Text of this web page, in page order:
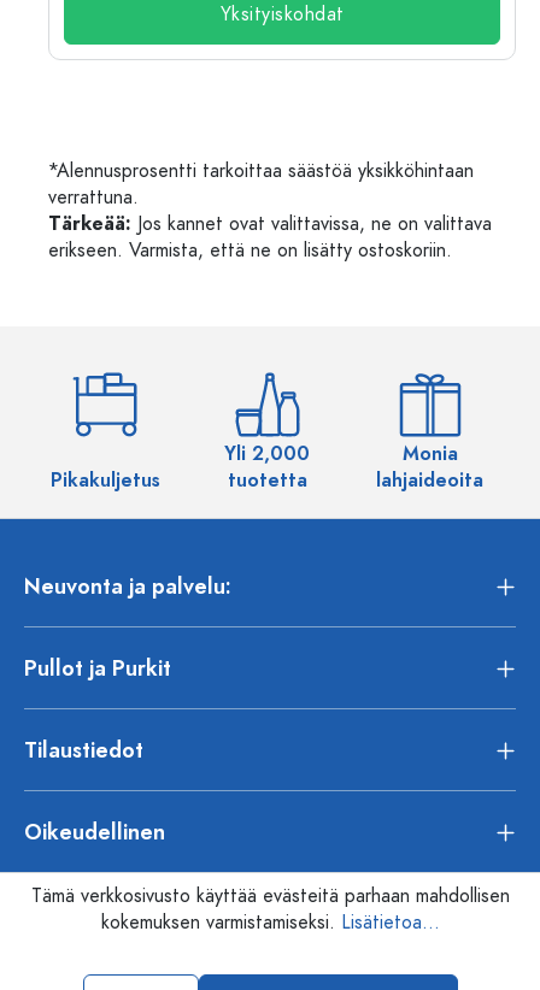
Yksityiskohdat
*Alennusprosentti tarkoittaa säästöä yksikköhintaan
verrattuna.
Tärkeää: Jos kannet ovat valittavissa, ne on valittava
erikseen. Varmista, että ne on lisätty ostoskoriin.
Pikakuljetus
Yli 2,000
tuotetta
Monia
lahjaideoita
Neuvonta ja palvelu:
Pullot ja Purkit
Tilaustiedot
Oikeudellinen
Tämä verkkosivusto käyttää evästeitä parhaan mahdollisen
kokemuksen varmistamiseksi. Lisätietoa...